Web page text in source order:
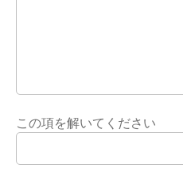
この項を解いてください